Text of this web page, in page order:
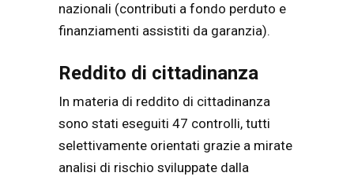
nazionali (contributi a fondo perduto e
finanziamenti assistiti da garanzia).
Reddito di cittadinanza
In materia di reddito di cittadinanza
sono stati eseguiti 47 controlli, tutti
selettivamente orientati grazie a mirate
analisi di rischio sviluppate dalla